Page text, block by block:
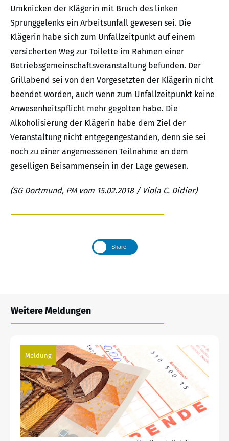
Umknicken der Klägerin mit Bruch des linken
Sprunggelenks ein Arbeitsunfall gewesen sei. Die
Klägerin habe sich zum Unfallzeitpunkt auf einem
versicherten Weg zur Toilette im Rahmen einer
Betriebsgemeinschaftsveranstaltung befunden. Der
Grillabend sei von den Vorgesetzten der Klägerin nicht
beendet worden, auch wenn zum Unfallzeitpunkt keine
Anwesenheitspflicht mehr gegolten habe. Die
Alkoholisierung der Klägerin habe dem Ziel der
Veranstaltung nicht entgegengestanden, denn sie sei
noch zu einer angemessenen Teilnahme an dem
geselligen Beisammensein in der Lage gewesen.
(SG Dortmund, PM vom 15.02.2018 / Viola C. Didier)
Share
Weitere Meldungen
Meldung